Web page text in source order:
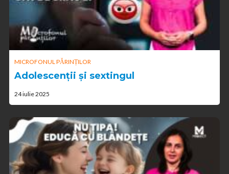
MICROFONUL PĂRINȚILOR
Adolescenții și sextingul
24 iulie 2025